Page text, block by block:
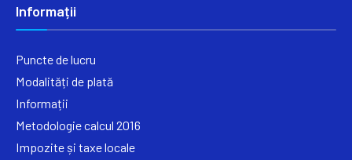
Informații
Puncte de lucru
Modalități de plată
Informații
Metodologie calcul 2016
Impozite și taxe locale